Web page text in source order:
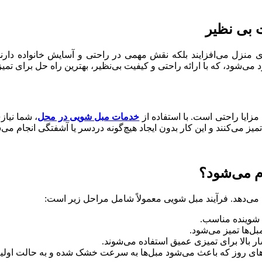
بی‌ نظیر
منزل می‌افزایند بلکه نقش مهمی در راحتی و آسایش خانواده
که با ارائه راحتی و کیفیت بی‌نظیر، بهترین راه حل برای
راحتی است. با استفاده از خدمات مبل شویی در محل، شما
می‌کنند و این کار بدون ایجاد هیچ‌گونه دردسر یا آشفتگی انجام
می‌شود؟
می‌دهد. فرآیند مبل شویی معمولاً شامل مراحل زیر است:
مناسب.
تمیز می‌شود.
بالا برای تمیزی عمیق استفاده می‌شوند.
روز که باعث می‌شود مبل‌ها به سرعت خشک شده و به حالت اولیه